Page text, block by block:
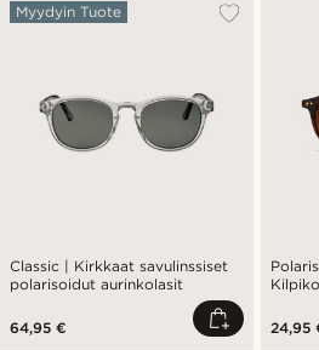
Classic | Kirkkaat savulinssiset
polarisoidut aurinkolasit
Myydyin Tuote
64,95 €
24,95